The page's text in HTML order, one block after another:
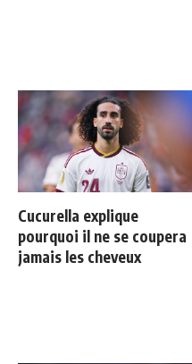
Cucurella explique
pourquoi il ne se coupera
jamais les cheveux